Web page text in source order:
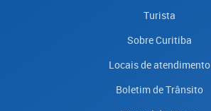
Turista
Sobre Curitiba
Locais de atendimento
Boletim de Trânsito